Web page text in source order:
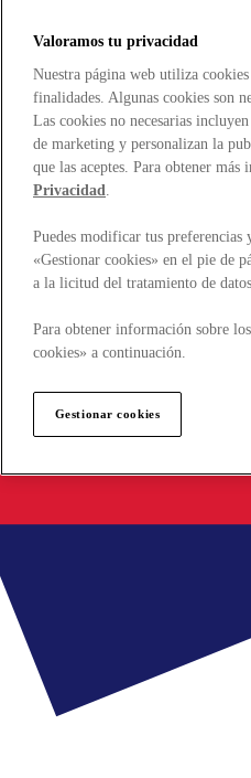
Valoramos tu privacidad
Nuestra página web utiliza
finalidades. Algunas cookies son
Las cookies no necesarias
de marketing y personalizan la
que las aceptes. Para obtener
Privacidad.
Puedes modificar tus
«Gestionar cookies» en el pie de
a la licitud del tratamiento de
Para obtener información sobre
cookies» a continuación.
Gestionar cookies